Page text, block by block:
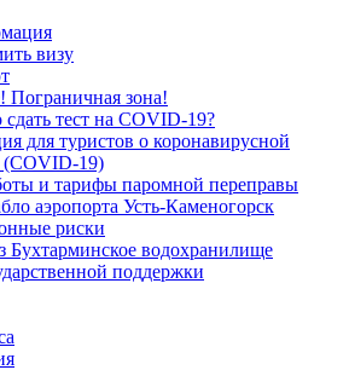
визу
зона!
тест на COVID-19?
для туристов о коронавирусной
19)
и тарифы паромной переправы
аэропорта Усть-Каменогорск
риски
Бухтарминское водохранилище
поддержки